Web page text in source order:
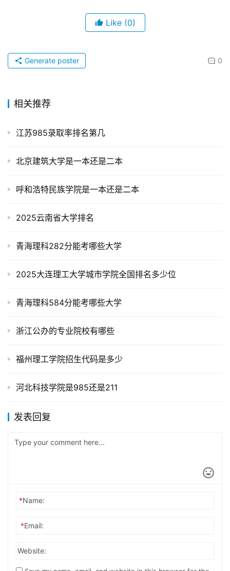
Like (0)
0
Generate poster
相关推荐
江苏985录取率排名第几
北京建筑大学是一本还是二本
呼和浩特民族学院是一本还是二本
2025云南省大学排名
青海理科282分能考哪些大学
2025大连理工大学城市学院全国排名多少位
青海理科584分能考哪些大学
浙江公办的专业院校有哪些
福州理工学院招生代码是多少
河北科技学院是985还是211
发表回复
*Name:
*Email:
Website: